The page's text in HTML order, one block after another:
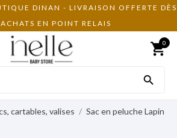
DINAN - LIVRAISON OFFERTE DÈS
EN POINT RELAIS
shopping_cart
0

cartables, valises
Sac en peluche Lapin